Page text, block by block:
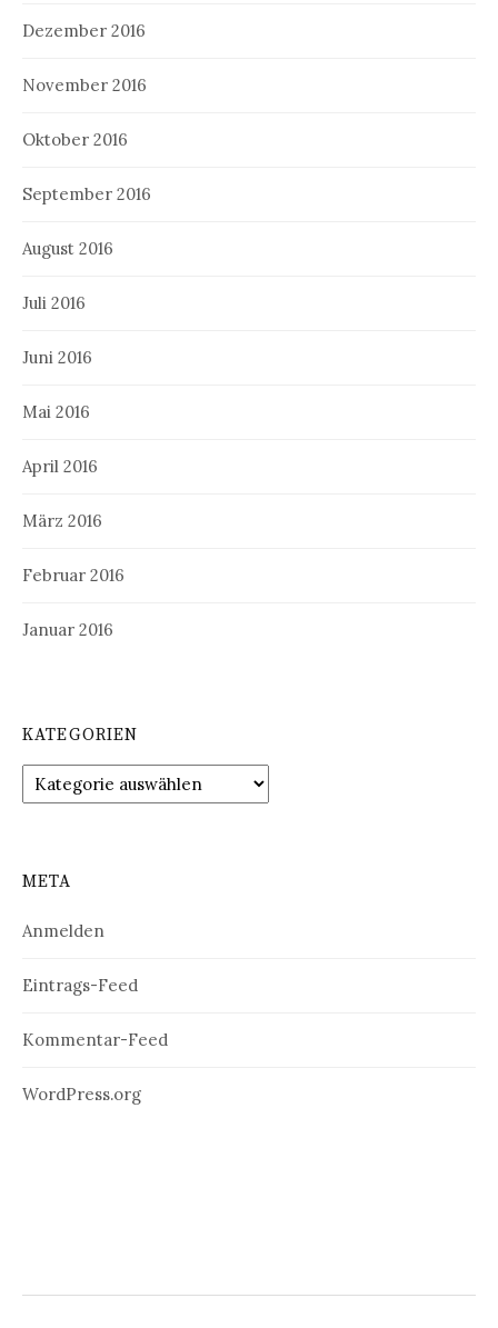
Dezember 2016
November 2016
Oktober 2016
September 2016
August 2016
Juli 2016
Juni 2016
Mai 2016
April 2016
März 2016
Februar 2016
Januar 2016
KATEGORIEN
Kategorien
META
Anmelden
Eintrags-Feed
Kommentar-Feed
WordPress.org